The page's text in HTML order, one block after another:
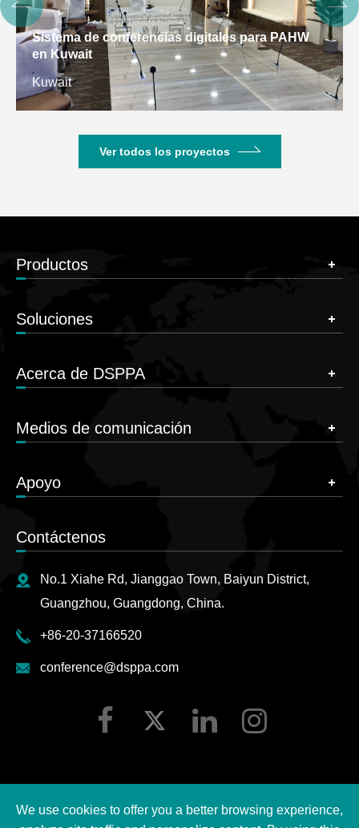
Sistema de conferencias digitales para PAHW
en Kuwait
Kuwait
Ver todos los proyectos
Productos
Soluciones
Acerca de DSPPA
Medios de comunicación
Apoyo
Contáctenos
No.1 Xiahe Rd, Jianggao Town, Baiyun District,
Guangzhou, Guangdong, China.
+86-20-37166520
conference@dsppa.com
Derechos DE AUTOR © 2026 Guangzhou DSPPA Audio
We use cookies to offer you a better browsing experience,